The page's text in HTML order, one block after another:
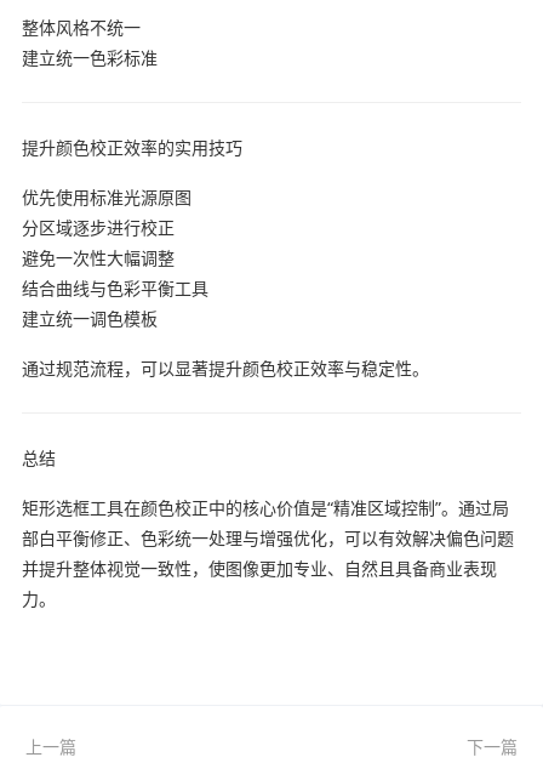
整体风格不统一
建立统一色彩标准
提升颜色校正效率的实用技巧
优先使用标准光源原图
分区域逐步进行校正
避免一次性大幅调整
结合曲线与色彩平衡工具
建立统一调色模板
通过规范流程，可以显著提升颜色校正效率与稳定性。
总结
矩形选框工具在颜色校正中的核心价值是“精准区域控制”。通过局
部白平衡修正、色彩统一处理与增强优化，可以有效解决偏色问题
并提升整体视觉一致性，使图像更加专业、自然且具备商业表现
力。
上一篇 下一篇